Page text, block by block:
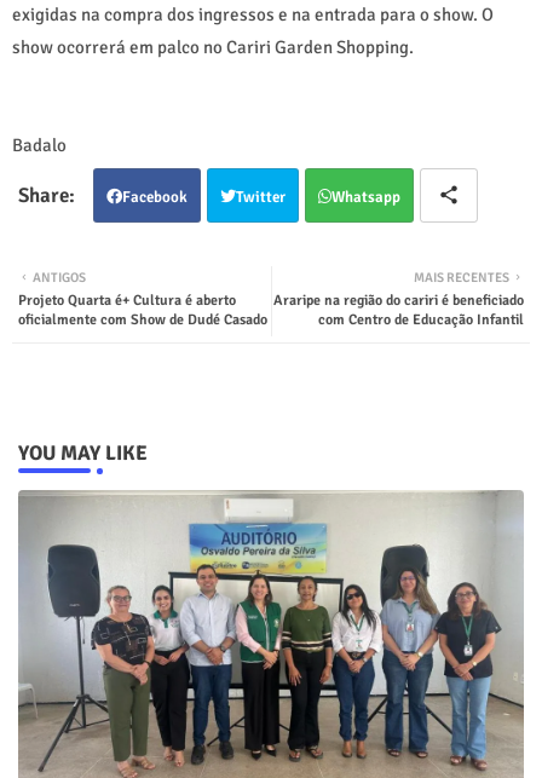
exigidas na compra dos ingressos e na entrada para o show. O
show ocorrerá em palco no Cariri Garden Shopping.
Badalo
Facebook Twitter Whatsapp
MAIS RECENTES
Araripe na região do cariri é beneficiado
com Centro de Educação Infantil
ANTIGOS
Projeto Quarta é+ Cultura é aberto
oficialmente com Show de Dudé Casado
YOU MAY LIKE